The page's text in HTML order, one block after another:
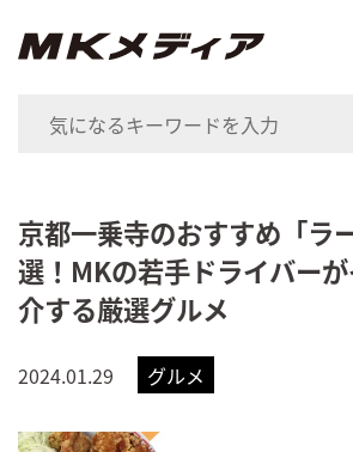
京都一乗寺のおすすめ「ラ
選！MKの若手ドライバー
介する厳選グルメ
2024.01.29 グルメ